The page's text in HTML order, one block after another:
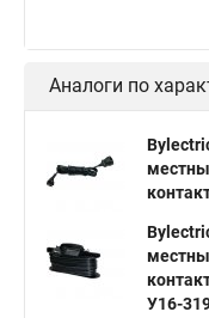
Аналоги по
У16-